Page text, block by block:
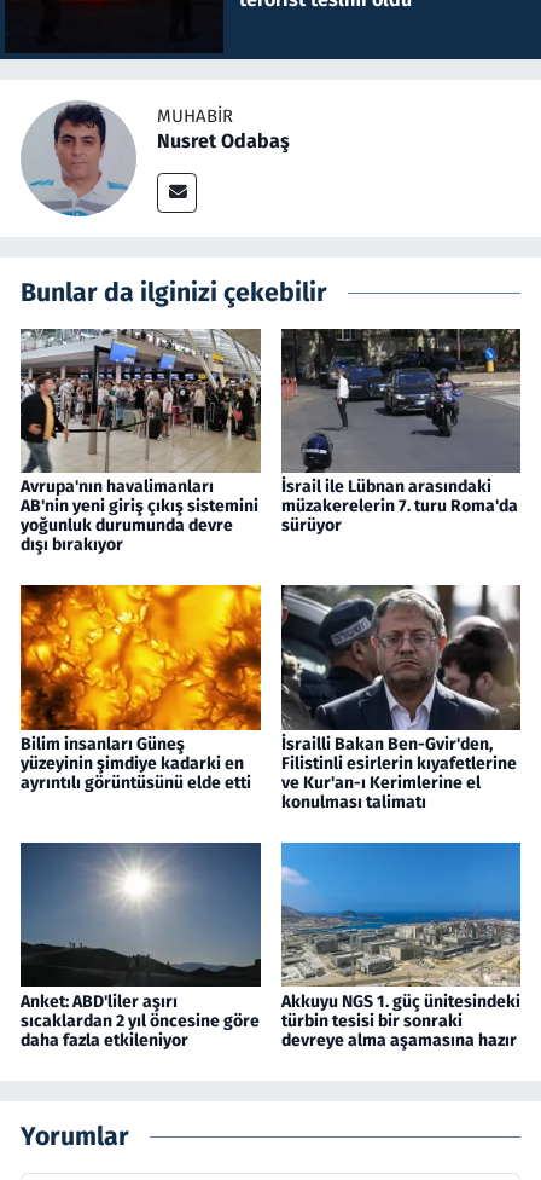
MUHABIR
Nusret Odabaş
Bunlar da ilginizi çekebilir
Avrupa'nın havalimanları
AB'nin yeni giriş çıkış sistemini
yoğunluk durumunda devre
dışı bırakıyor
İsrail ile Lübnan arasındaki
müzakerelerin 7. turu Roma'da
sürüyor
Bilim insanları Güneş
yüzeyinin şimdiye kadarki en
ayrıntılı görüntüsünü elde etti
İsrailli Bakan Ben-Gvir'den,
Filistinli esirlerin kıyafetlerine
ve Kur'an-ı Kerimlerine el
konulması talimatı
Anket: ABD'liler aşırı
sıcaklardan 2 yıl öncesine göre
daha fazla etkileniyor
Akkuyu NGS 1. güç ünitesindeki
türbin tesisi bir sonraki
devreye alma aşamasına hazır
Yorumlar